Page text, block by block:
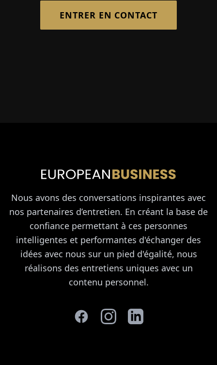
ENTRER EN CONTACT
Nous avons des conversations inspirantes avec
nos partenaires d’entretien. En créant la base de
confiance permettant à ces personnes
intelligentes et performantes d'échanger des
idées avec nous sur un pied d'égalité, nous
réalisons des entretiens uniques avec un
contenu personnel.